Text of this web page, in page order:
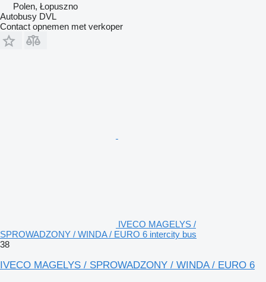
Polen, Łopuszno
Autobusy DVL
Contact opnemen met verkoper
IVECO MAGELYS /
SPROWADZONY / WINDA / EURO 6 intercity bus
38
IVECO MAGELYS / SPROWADZONY / WINDA / EURO 6